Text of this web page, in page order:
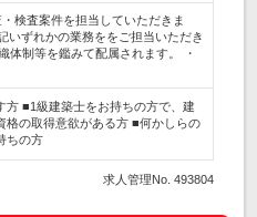
検査案件を担当していただきま
いずれかの業務ををご担当いただき
体制等を鑑みて配属されます。 ・
方 ■1級建築士をお持ちの方で、建
格の取得意欲がある方 ■何かしらの
ちの方
求人管理No. 493804